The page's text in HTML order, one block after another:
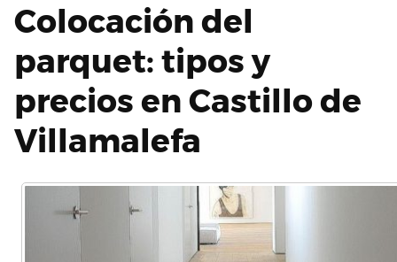
Colocación del
parquet: tipos y
precios en Castillo de
Villamalefa